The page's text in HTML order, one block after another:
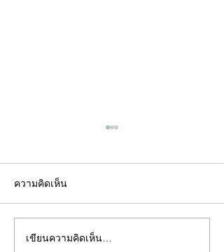
คอลัมน์"จับชีพจรวงการ
ความคิดเห็น
เขียนความคิดเห็น…